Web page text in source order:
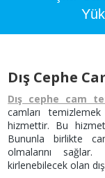
Dış Cephe
Dış cephe cam
camları
hizmettir. Bu
Bununla birlikte
olmalarını
kirlenebilecek olan